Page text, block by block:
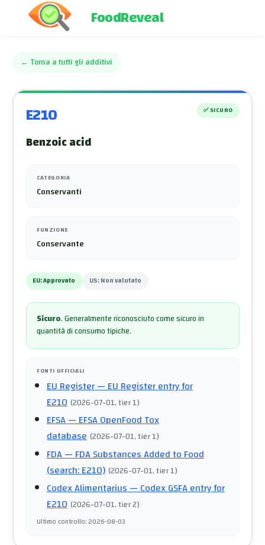
FoodReveal
← Torna a tutti gli additivi
E210 ✅SICURO
Benzoic acid
CATEGORIA
Conservanti
FUNZIONE
Conservante
EU:Approvato US:Non valutato
Sicuro.Generalmente riconosciuto come sicuro in
quantità di consumo tipiche.
FONTI UFFICIALI
EU Register— EU Register entry for
E210 (2026-07-01, tier 1)
EFSA— EFSA OpenFood Tox
database (2026-07-01, tier 1)
FDA— FDA Substances Added to Food
(search: E210) (2026-07-01, tier 1)
Codex Alimentarius— Codex GSFA entry for
E210 (2026-07-01, tier 2)
Ultimo controllo:2026-08-03